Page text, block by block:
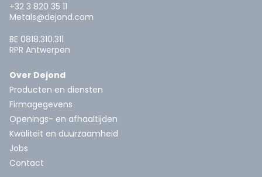
+32 3 820 35 11
Metals@dejond.com
BE 0818.310.311
RPR Antwerpen
Over Dejond
Producten en diensten
Firmagegevens
Openings- en afhaaltijden
Kwaliteit en duurzaamheid
Jobs
Contact